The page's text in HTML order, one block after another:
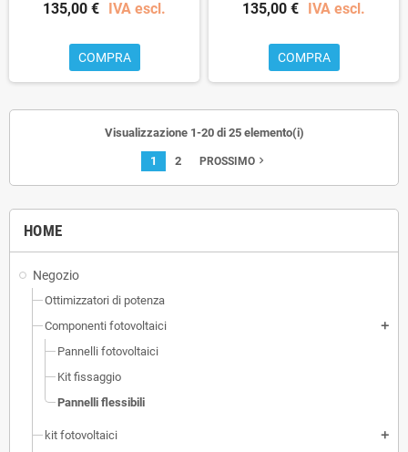
HOME
Negozio
Ottimizzatori di potenza
Componenti fotovoltaici
add
Pannelli fotovoltaici
Kit fissaggio
Pannelli flessibili
kit fotovoltaici add
135,00 € IVA escl.
COMPRA
135,00 € IVA escl.
COMPRA
Visualizzazione 1-20 di 25 elemento(i)
1 2 PROSSIMOnavigate_next